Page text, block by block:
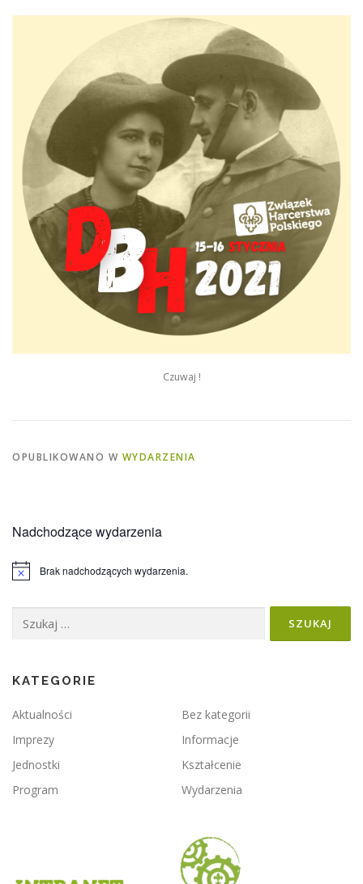
Czuwaj !
OPUBLIKOWANO W WYDARZENIA
Nadchodzące wydarzenia
Powiadomienie
Brak nadchodzących wydarzenia.
KATEGORIE
Aktualności
Bez kategorii
Imprezy
Informacje
Jednostki
Kształcenie
Program
Wydarzenia